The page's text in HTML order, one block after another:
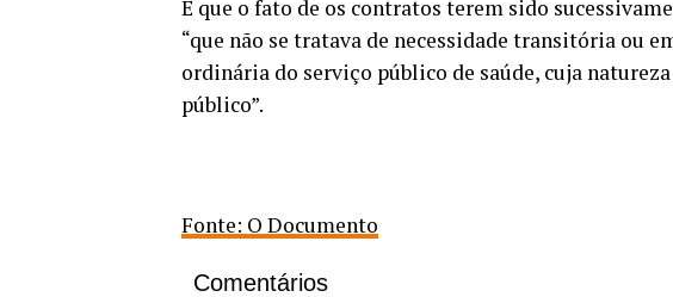
E que o fato de os contratos terem sido
“que não se tratava de necessidade transitória ou
ordinária do serviço público de saúde, cuja
público”.
Fonte: O Documento
Comentários